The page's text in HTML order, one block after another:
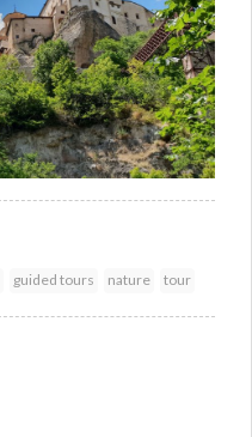
guided tours nature tour